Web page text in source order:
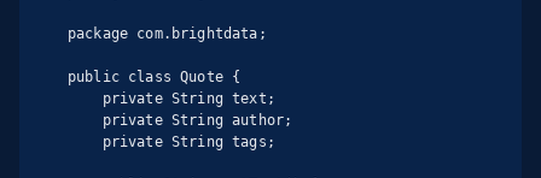
package com.brightdata;
public class Quote {